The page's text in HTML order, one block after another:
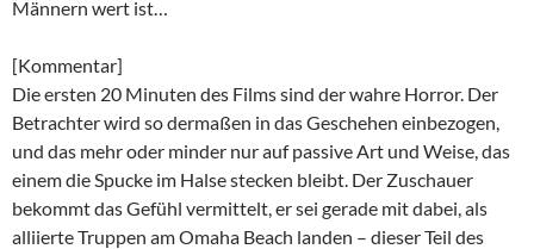
Männern wert ist…
[Kommentar]
Die ersten 20 Minuten des Films sind der wahre Horror. Der
Betrachter wird so dermaßen in das Geschehen einbezogen,
und das mehr oder minder nur auf passive Art und Weise, das
einem die Spucke im Halse stecken bleibt. Der Zuschauer
bekommt das Gefühl vermittelt, er sei gerade mit dabei, als
alliierte Truppen am Omaha Beach landen – dieser Teil des